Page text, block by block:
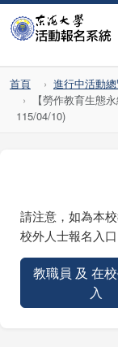
首頁 進行中活動
【勞作教育生態
115/04/10)
請注意，如為本
校外人士報名入口
教職員 及 在
入